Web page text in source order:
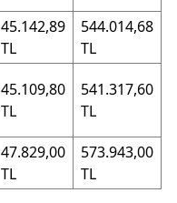
45.142,89
TL
544.014,68
TL
45.109,80
TL
541.317,60
TL
47.829,00
TL
573.943,00
TL